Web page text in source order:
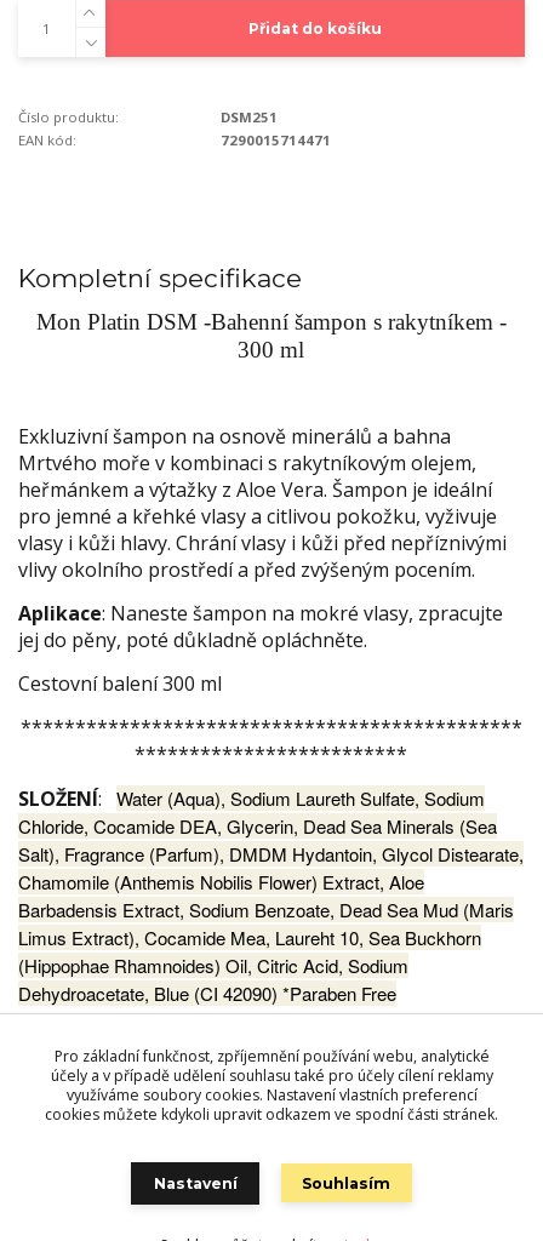
Přidat do košíku
Číslo produktu:
DSM251
EAN kód:
7290015714471
Kompletní specifikace
Mon Platin DSM -Bahenní šampon s rakytníkem -
300 ml
Exkluzivní šampon na osnově minerálů a bahna
Mrtvého moře v kombinaci s rakytníkovým olejem,
heřmánkem a výtažky z Aloe Vera. Šampon je ideální
pro jemné a křehké vlasy a citlivou pokožku, vyživuje
vlasy i kůži hlavy. Chrání vlasy i kůži před nepříznivými
vlivy okolního prostředí a před zvýšeným pocením.
Aplikace: Naneste šampon na mokré vlasy, zpracujte
jej do pěny, poté důkladně opláchněte.
Cestovní balení 300 ml
**********************************************
*************************
SLOŽENÍ: Water (Aqua), Sodium Laureth Sulfate, Sodium
Chloride, Cocamide DEA, Glycerin, Dead Sea Minerals (Sea
Salt), Fragrance (Parfum), DMDM Hydantoin, Glycol Distearate,
Chamomile (Anthemis Nobilis Flower) Extract, Aloe
Barbadensis Extract, Sodium Benzoate, Dead Sea Mud (Maris
Limus Extract), Cocamide Mea, Laureht 10, Sea Buckhorn
(Hippophae Rhamnoides) Oil, Citric Acid, Sodium
Dehydroacetate, Blue (CI 42090) *Paraben Free
Zboží zařazeno v kategoriích
Kosmetika MON PLATIN DSM
Pro základní funkčnost, zpříjemnění používání webu, analytické
účely a v případě udělení souhlasu také pro účely cílení reklamy
využíváme soubory cookies. Nastavení vlastních preferencí
cookies můžete kdykoli upravit odkazem ve spodní části stránek.
Nastavení Souhlasím